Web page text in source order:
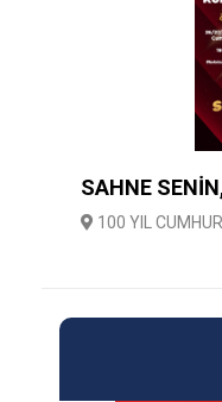
SAHNE
100 YIL